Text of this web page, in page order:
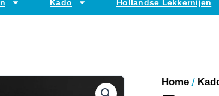
Kado Hollandse Lekkernijen
Home/